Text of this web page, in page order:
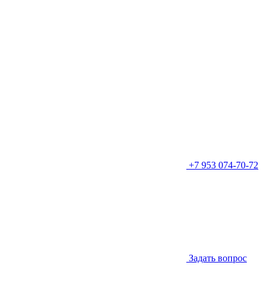
+7 953 074-70-72
Задать вопрос